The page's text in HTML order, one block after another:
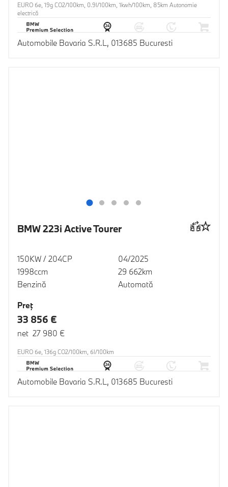
EURO 6e, 19g CO2/100km, 0.9l/100km, 1kwh/100km, 85km Autonomie
electrică
Automobile Bavaria S.R.L, 013685 Bucuresti
BMW 223i Active Tourer
150KW / 204CP
1998ccm
Benzină
04/2025
29 662km
Automată
Preţ
33 856 €
net 27 980 €
EURO 6e, 136g CO2/100km, 6l/100km
Automobile Bavaria S.R.L, 013685 Bucuresti